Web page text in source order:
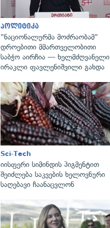
პოლიტიკა
"ნაციონალურმა მოძრაობამ"
დროებითი მმართველობითი
საბჭო აირჩია — ხელმძღვანელი
ირაკლი ფავლენიშვილი გახდა
Sci-Tech
იისფერი სიმინდის პიგმენტით
შეიძლება საკვების ხელოვნური
საღებავი ჩაანაცვლონ